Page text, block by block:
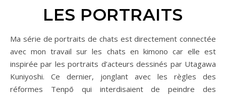
LES PORTRAITS
Ma série de portraits de chats est directement connectée
avec mon travail sur les chats en kimono car elle est
inspirée par les portraits d’acteurs dessinés par Utagawa
Kuniyoshi. Ce dernier, jonglant avec les règles des
réformes Tenpō qui interdisaient de peindre des